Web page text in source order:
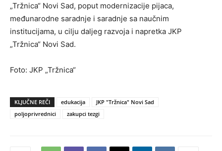
„Tržnica“ Novi Sad, poput modernizacije pijaca,
međunarodne saradnje i saradnje sa naučnim
institucijama, u cilju daljeg razvoja i napretka JKP
„Tržnica“ Novi Sad.
Foto: JKP „Tržnica“
KLJUČNE REČI edukacija
JKP "Tržnica" Novi Sad
poljoprivrednici
zakupci tezgi